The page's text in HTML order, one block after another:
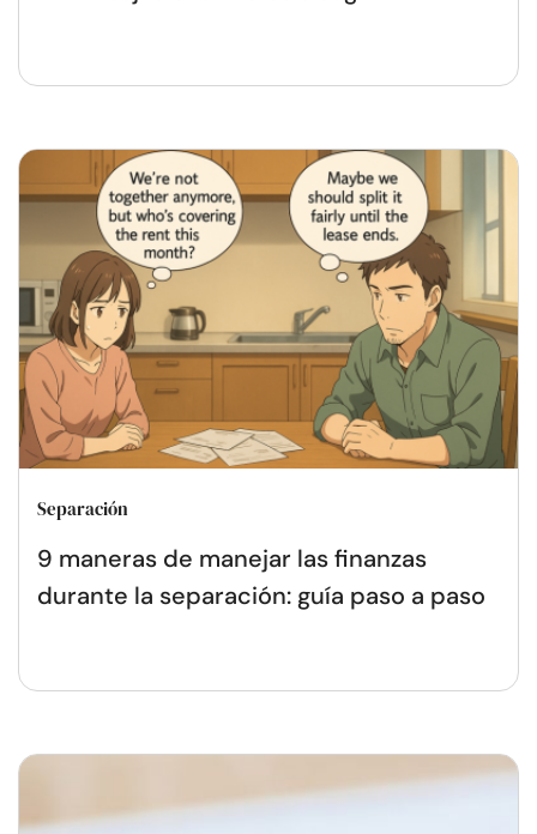
Separación
9 maneras de manejar las finanzas
durante la separación: guía paso a paso